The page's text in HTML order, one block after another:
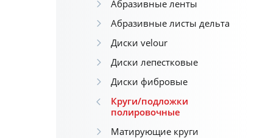
Абразивные ленты
Абразивные листы дельта
Диски velour
Диски лепестковые
Диски фибровые
Круги/подложки
полировочные
Матирующие круги